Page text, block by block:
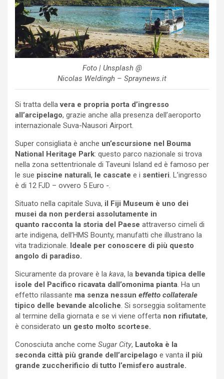
Foto | Unsplash @
Nicolas Weldingh – Spraynews.it
Si tratta dellavera e propria porta d’ingresso
all’arcipelago, grazie anche alla presenza dell’aeroporto
internazionale Suva-Nausori Airport.
Super consigliata è anche un’escursione nel Bouma
National Heritage Park: questo parco nazionale si trova
nella zona settentrionale di Taveuni Island ed è famoso per
le sue piscine naturali, le cascate e i sentieri. L’ingresso
è di 12 FJD – ovvero 5 Euro -.
Situato nella capitale Suva, il Fiji Museum è uno dei
musei da non perdersi assolutamente in
quanto racconta la storia del Paese attraverso cimeli di
arte indigena, dell’HMS Bounty, manufatti che illustrano la
vita tradizionale. Ideale per conoscere di più questo
angolo di paradiso.
Sicuramente da provare è la kava, la bevanda tipica delle
isole del Pacifico ricavata dall’omonima pianta. Ha un
effetto rilassante ma senza nessun effetto collaterale
tipico delle bevande alcoliche. Si sorseggia solitamente
al termine della giornata e se vi viene offerta non rifiutate,
è considerato un gesto molto scortese.
Conosciuta anche come Sugar City, Lautoka è la
seconda città più grande dell’arcipelago e vanta il più
grande zuccherificio di tutto l’emisfero australe.